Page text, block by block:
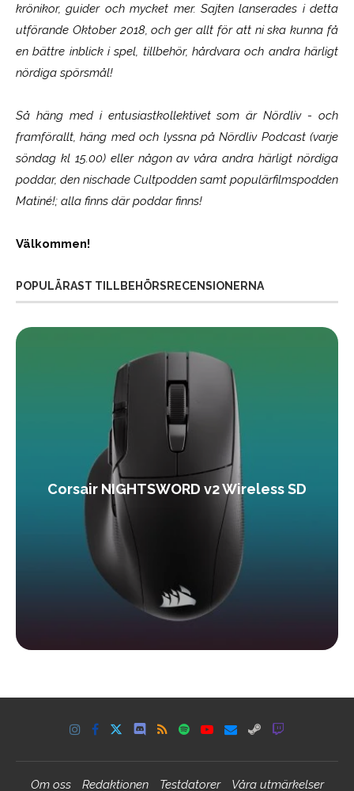
krönikor, guider och mycket mer. Sajten lanserades i detta
utförande Oktober 2018, och ger allt för att ni ska kunna få
en bättre inblick i spel, tillbehör, hårdvara och andra härligt
nördiga spörsmål!
Så häng med i entusiastkollektivet som ärNördliv- och
framförallt, häng med och lyssna på Nördliv Podcast (varje
söndag kl 15.00) eller någon av våra andra härligt nördiga
poddar, den nischade Cultpodden samt populärfilmspodden
Matiné!; alla finns där poddar finns!
Välkommen!
POPULÄRAST TILLBEHÖRSRECENSIONERNA
Corsair NIGHTSWORD v2 Wireless SD
Om oss Redaktionen Testdatorer Våra utmärkelser